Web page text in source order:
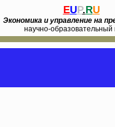
EUP.RU
Экономика и управление на
научно-образовательный